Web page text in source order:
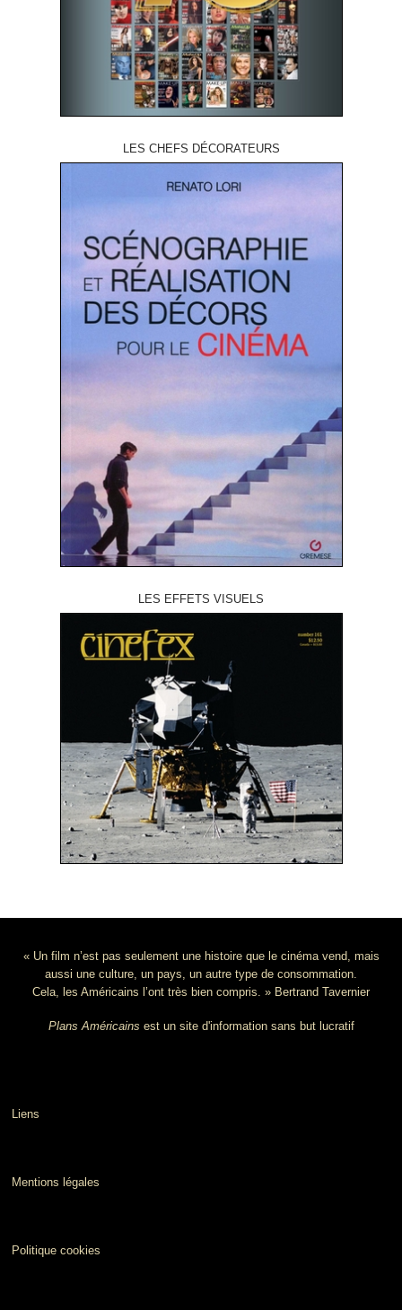
LES CHEFS DÉCORATEURS
LES EFFETS VISUELS
« Un film n’est pas seulement une histoire que le cinéma vend, mais
aussi une culture, un pays, un autre type de consommation.
Cela, les Américains l’ont très bien compris. » Bertrand Tavernier
Plans Américains est un site d'information sans but lucratif
Liens
Mentions légales
Politique cookies